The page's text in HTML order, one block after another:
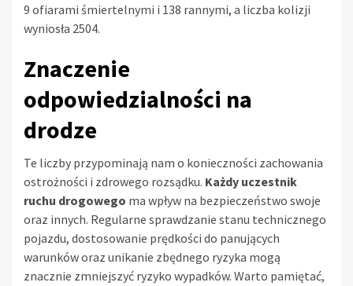
9 ofiarami śmiertelnymi i 138 rannymi, a liczba kolizji
wyniosła 2504.
Znaczenie
odpowiedzialności na
drodze
Te liczby przypominają nam o konieczności zachowania
ostrożności i zdrowego rozsądku. Każdy uczestnik
ruchu drogowego ma wpływ na bezpieczeństwo swoje
oraz innych. Regularne sprawdzanie stanu technicznego
pojazdu, dostosowanie prędkości do panujących
warunków oraz unikanie zbędnego ryzyka mogą
znacznie zmniejszyć ryzyko wypadków. Warto pamiętać,